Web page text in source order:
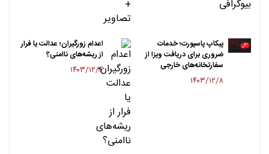
پیکاپ پاسپورت؛ خدمات
ضروری برای دریافت ویزا از
سفارتخانه‌های خارجی
۱۴۰۳/۱۲/۸
اعدام زورگیران؛ عدالت یا فرار
از ریشه‌های ناامنی؟
۱۴۰۳/۱۲/۴